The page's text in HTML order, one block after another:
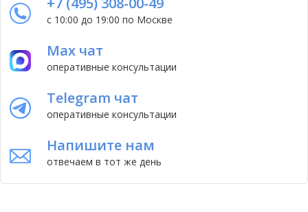
с 10:00 до 19:00 по Москве
Max чат
оперативные консультации
Telegram чат
оперативные консультации
Напишите нам
отвечаем в тот же день